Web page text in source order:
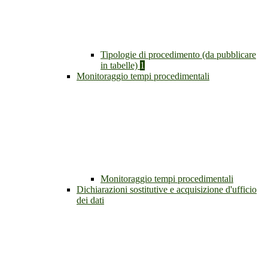
Tipologie di procedimento (da pubblicare
in tabelle) 1
Monitoraggio tempi procedimentali
Monitoraggio tempi procedimentali
Dichiarazioni sostitutive e acquisizione d'ufficio
dei dati